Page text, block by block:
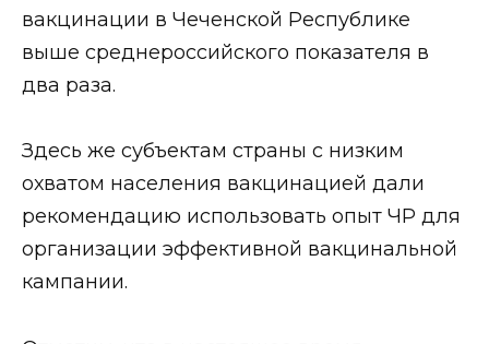
вакцинации в Чеченской Республике
выше среднероссийского показателя в
два раза.
Здесь же субъектам страны с низким
охватом населения вакцинацией дали
рекомендацию использовать опыт ЧР для
организации эффективной вакцинальной
кампании.